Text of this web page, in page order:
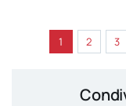
1 2 3